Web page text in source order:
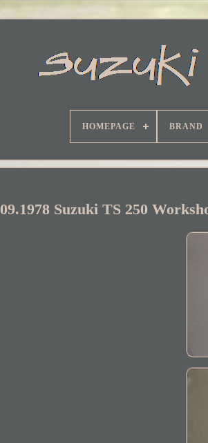
HOMEPAGE BRAND
09.1978 Suzuki TS 250